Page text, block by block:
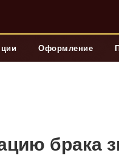
Оформление
брака